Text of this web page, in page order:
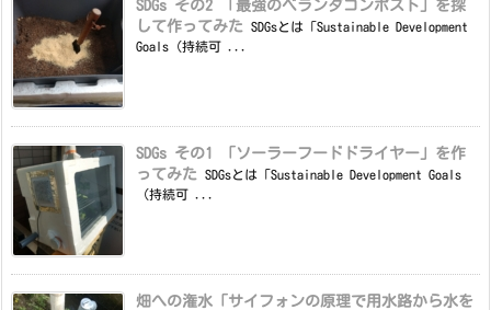
SDGs その2 「最強のベランダコンポスト」を探
して作ってみた
SDGsとは「Sustainable Development
Goals（持続可 ...
SDGs その1 「ソーラーフードドライヤー」を作
ってみた
SDGsとは「Sustainable Development Goals
（持続可 ...
畑への潅水「サイフォンの原理で用水路から水を